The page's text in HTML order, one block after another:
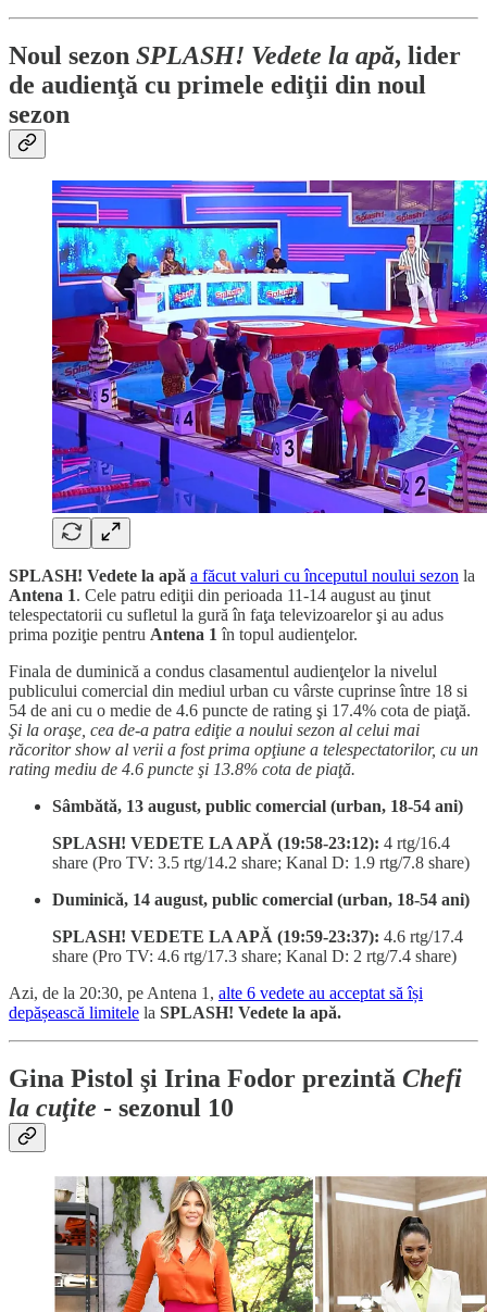
Noul sezon SPLASH! Vedete la apă, lider
de audienţă cu primele ediţii din noul
sezon
SPLASH! Vedete la apă a făcut valuri cu începutul noului sezon la
Antena 1. Cele patru ediţii din perioada 11-14 august au ţinut
telespectatorii cu sufletul la gură în faţa televizoarelor şi au adus
prima poziţie pentru Antena 1 în topul audienţelor.
Finala de duminică a condus clasamentul audienţelor la nivelul
publicului comercial din mediul urban cu vârste cuprinse între 18 si
54 de ani cu o medie de 4.6 puncte de rating şi 17.4% cota de piaţă.
Şi la oraşe, cea de-a patra ediţie a noului sezon al celui mai
răcoritor show al verii a fost prima opţiune a telespectatorilor, cu un
rating mediu de 4.6 puncte şi 13.8% cota de piaţă.
Sâmbătă, 13 august, public comercial (urban, 18-54 ani)
SPLASH! VEDETE LA APĂ (19:58-23:12): 4 rtg/16.4
share (Pro TV: 3.5 rtg/14.2 share; Kanal D: 1.9 rtg/7.8 share)
Duminică, 14 august, public comercial (urban, 18-54 ani)
SPLASH! VEDETE LA APĂ (19:59-23:37): 4.6 rtg/17.4
share (Pro TV: 4.6 rtg/17.3 share; Kanal D: 2 rtg/7.4 share)
Azi, de la 20:30, pe Antena 1, alte 6 vedete au acceptat să își
depășească limitele la SPLASH! Vedete la apă.
Gina Pistol şi Irina Fodor prezintă Chefi
la cuţite - sezonul 10